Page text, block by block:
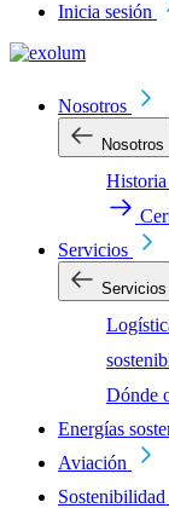
Inicia sesión
Nosotros
Nosotros
Historia
Servicios
Servicios
Dónde
Energías
Aviación
Sostenibilidad